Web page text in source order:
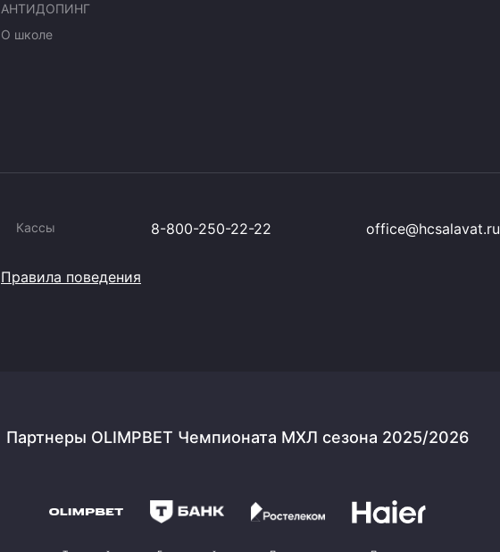
АНТИДОПИНГ
О школе
Кассы 8-800-250-22-22 office@hcsalavat.ru
Правила поведения
Партнеры OLIMPBET Чемпионата МХЛ сезона 2025/2026